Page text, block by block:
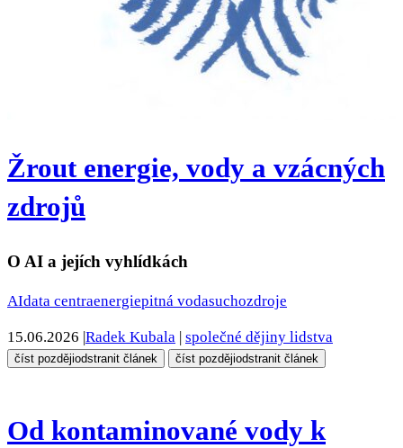
Žrout energie, vody a vzácných
zdrojů
O AI a jejích vyhlídkách
AIdata centraenergiepitná vodasuchozdroje
15.06.2026 |Radek Kubala | společné dějiny lidstva
číst pozdějiodstranit článek číst pozdějiodstranit článek
Od kontaminované vody k